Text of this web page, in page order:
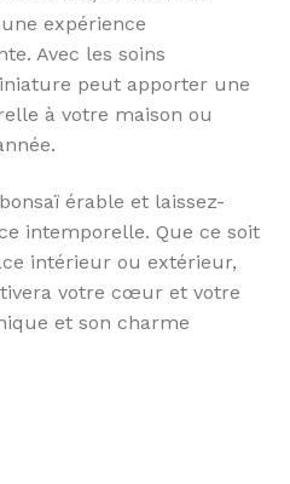
expérience
Avec les soins
peut apporter une
à votre maison ou
érable et laissez-
intemporelle. Que ce soit
intérieur ou extérieur,
votre cœur et votre
et son charme